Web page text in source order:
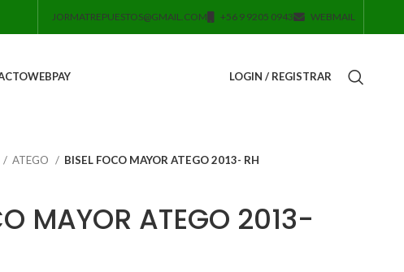
JORMATREPUESTOS@GMAIL.COM +56 9 9205 0943 WEBMAIL
WEBPAY LOGIN / REGISTRAR
ATEGO BISEL FOCO MAYOR ATEGO 2013- RH
MAYOR ATEGO 2013-